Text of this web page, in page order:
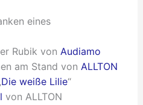
eines
Rubik von Audiamo
am Stand von ALLTON
Die weiße Lilie“
von ALLTON